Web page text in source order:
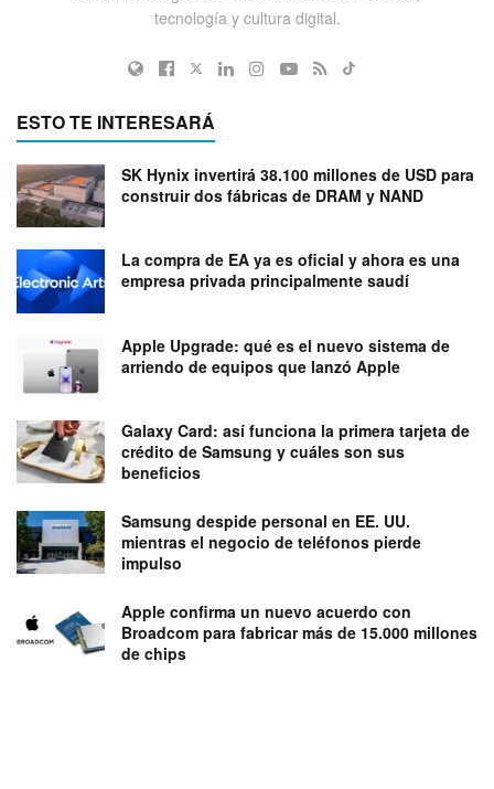
tecnología y cultura digital.
ESTO TE INTERESARÁ
SK Hynix invertirá 38.100 millones de USD para
construir dos fábricas de DRAM y NAND
La compra de EA ya es oficial y ahora es una
empresa privada principalmente saudí
Apple Upgrade: qué es el nuevo sistema de
arriendo de equipos que lanzó Apple
Galaxy Card: así funciona la primera tarjeta de
crédito de Samsung y cuáles son sus
beneficios
Samsung despide personal en EE. UU.
mientras el negocio de teléfonos pierde
impulso
Apple confirma un nuevo acuerdo con
Broadcom para fabricar más de 15.000 millones
de chips